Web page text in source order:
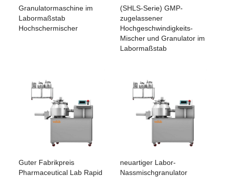
Granulatormaschine im
Labormaßstab
Hochschermischer
(SHLS-Serie) GMP-
zugelassener
Hochgeschwindigkeits-
Mischer und Granulator im
Labormaßstab
Guter Fabrikpreis
Pharmaceutical Lab Rapid
neuartiger Labor-
Nassmischgranulator